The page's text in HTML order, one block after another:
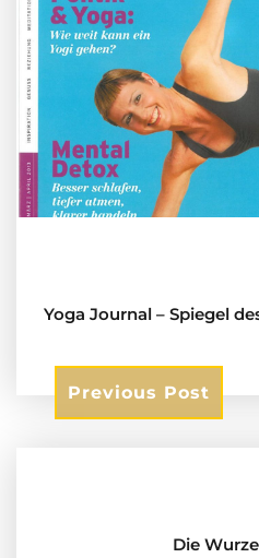
Yoga Journal – Spiegel
Previous Post
Die